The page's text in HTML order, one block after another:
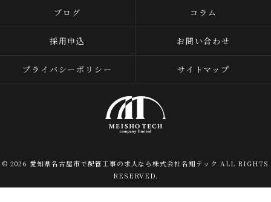
ブログ コラム
採用申込 お問い合わせ
プライバシーポリシー サイトマップ
© 2026 愛知県名古屋市で配管工事の求人なら株式会社名翔テック ALL RIGHTS
RESERVED.